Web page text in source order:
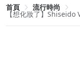
首頁 流行時尚
【想化妝了】Shiseido